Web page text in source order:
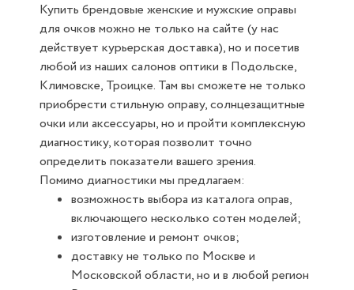
Купить брендовые женские и мужские оправы
для очков можно не только на сайте (у нас
действует курьерская доставка), но и посетив
любой из наших салонов оптики в Подольске,
Климовске, Троицке. Там вы сможете не только
приобрести стильную оправу, солнцезащитные
очки или аксессуары, но и пройти комплексную
диагностику, которая позволит точно
определить показатели вашего зрения.
Помимо диагностики мы предлагаем:
возможность выбора из каталога оправ,
включающего несколько сотен моделей;
изготовление и ремонт очков;
доставку не только по Москве и
Московской области, но и в любой регион